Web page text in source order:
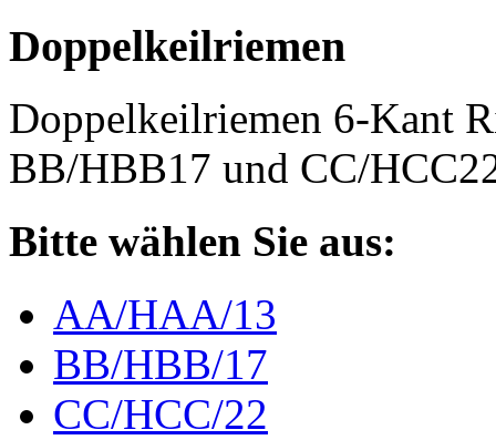
Doppelkeilriemen
Doppelkeilriemen 6-Kant
BB/HBB17 und CC/
Bitte wählen Sie aus:
AA/HAA/13
BB/HBB/17
CC/HCC/22